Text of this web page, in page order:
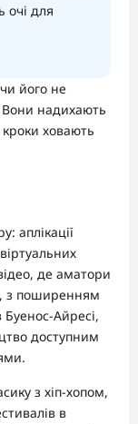
очі для
його не
Вони надихають
ховають
аплікації
де аматори
з поширенням
Айресі,
доступним
з хіп-хопом,
в